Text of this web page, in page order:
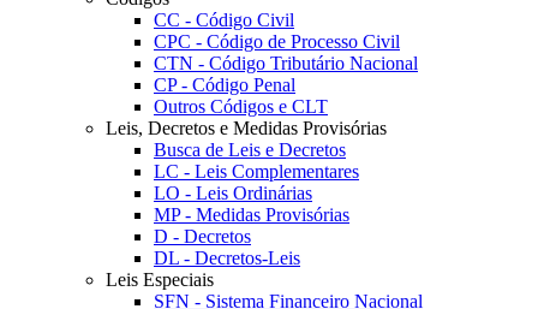
CC - Código Civil
CPC - Código de Processo Civil
CTN - Código Tributário Nacional
CP - Código Penal
Outros Códigos e CLT
Leis, Decretos e Medidas Provisórias
Busca de Leis e Decretos
LC - Leis Complementares
LO - Leis Ordinárias
MP - Medidas Provisórias
D - Decretos
DL - Decretos-Leis
Leis Especiais
SFN - Sistema Financeiro Nacional